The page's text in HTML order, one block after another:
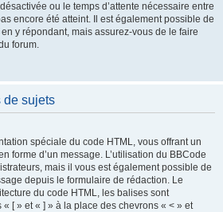
ou le temps d’attente nécessaire entre
encore été atteint. Il est également possible de
y répondant, mais assurez-vous de le faire
forum.
de sujets
spéciale du code HTML, vous offrant un
forme d’un message. L’utilisation du BBCode
mais il vous est également possible de
depuis le formulaire de rédaction. Le
du code HTML, les balises sont
[ » et « ] » à la place des chevrons « < » et